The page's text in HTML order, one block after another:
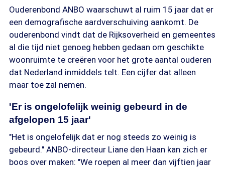
Ouderenbond ANBO waarschuwt al ruim 15 jaar dat er
een demografische aardverschuiving aankomt. De
ouderenbond vindt dat de Rijksoverheid en gemeentes
al die tijd niet genoeg hebben gedaan om geschikte
woonruimte te creëren voor het grote aantal ouderen
dat Nederland inmiddels telt. Een cijfer dat alleen
maar toe zal nemen.
'Er is ongelofelijk weinig gebeurd in de
afgelopen 15 jaar'
"Het is ongelofelijk dat er nog steeds zo weinig is
gebeurd." ANBO-directeur Liane den Haan kan zich er
boos over maken: "We roepen al meer dan vijftien jaar